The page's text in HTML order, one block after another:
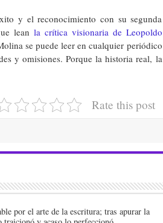
y el reconocimiento con su segunda
lean la crítica visionaria de Leopoldo
se puede leer en cualquier periódico
y omisiones. Porque la historia real, la
Rate this post
por el arte de la escritura; tras apurar la